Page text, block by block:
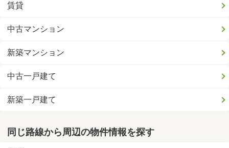
賃貸
中古マンション
新築マンション
中古一戸建て
新築一戸建て
同じ路線から周辺の物件情報を探す